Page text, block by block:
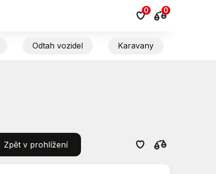
0 0
Odtah vozidel Karavany
Zpět v prohlížení